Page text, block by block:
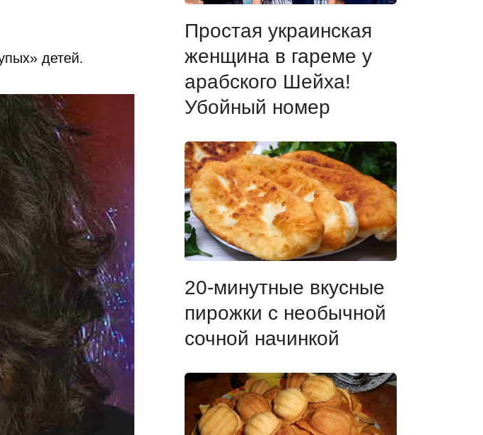
детей.
Простая украинская
женщина в гареме у
арабского Шейха!
Убойный номер
20-минутные вкусные
пирожки с необычной
сочной начинкой